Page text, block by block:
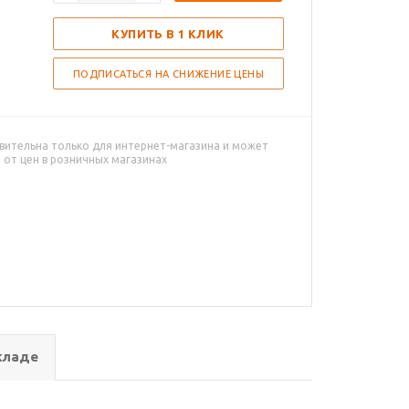
КУПИТЬ В 1 КЛИК
ПОДПИСАТЬСЯ НА СНИЖЕНИЕ ЦЕНЫ
только для интернет-магазина и может
от цен в розничных магазинах